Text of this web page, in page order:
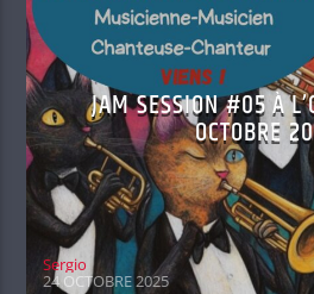
JAM SESSION #05 À
OCTOBRE
Sergio
24 OCTOBRE 2025